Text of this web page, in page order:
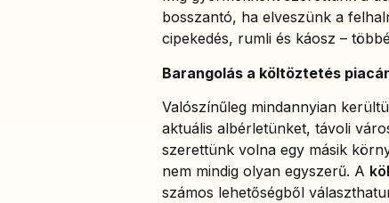
bosszantó, ha elveszünk a
cipekedés, rumli és káosz –
Barangolás a költöztetés
Valószínűleg mindannyian
aktuális albérletünket, távoli
szerettünk volna egy másik
nem mindig olyan egyszerű. A
számos lehetőségből